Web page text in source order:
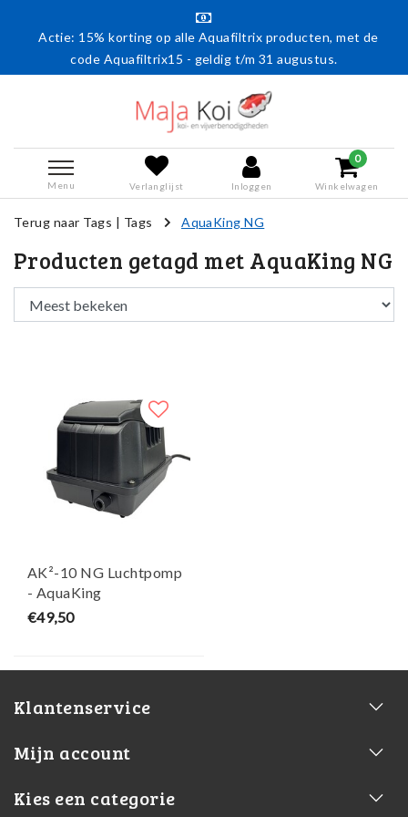
Actie: 15% korting op alle Aquafiltrix producten, met de
code Aquafiltrix15 - geldig t/m 31 augustus.
Menu Verlanglijst Inloggen
0
Winkelwagen
Terug naar Tags | Tags AquaKing NG
Producten getagd met AquaKing NG
AK²-10 NG Luchtpomp
- AquaKing
€49,50
Klantenservice
Mijn account
Kies een categorie